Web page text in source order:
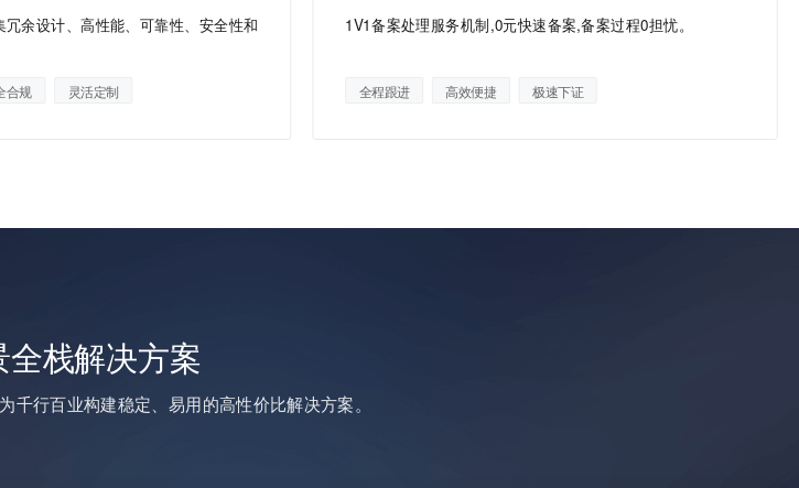
冗余设计、高性能、可靠性、安全性和
合规 灵活定制
1V1备案处理服务机制,0元快速备案,备案过程0担忧。
全程跟进 高效便捷 极速下证
全栈解决方案
千行百业构建稳定、易用的高性价比解决方案。